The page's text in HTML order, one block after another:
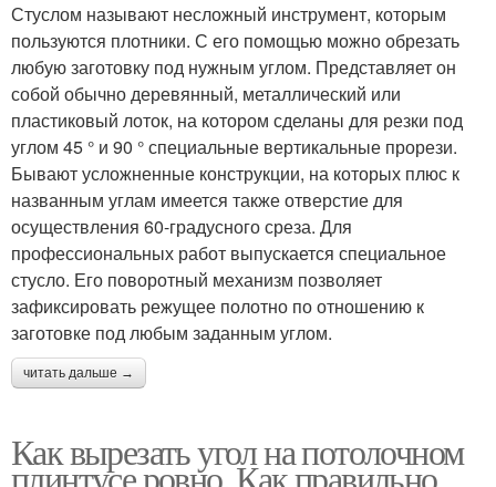
Стуслом называют несложный инструмент, которым
пользуются плотники. С его помощью можно обрезать
любую заготовку под нужным углом. Представляет он
собой обычно деревянный, металлический или
пластиковый лоток, на котором сделаны для резки под
углом 45 ° и 90 ° специальные вертикальные прорези.
Бывают усложненные конструкции, на которых плюс к
названным углам имеется также отверстие для
осуществления 60-градусного среза. Для
профессиональных работ выпускается специальное
стусло. Его поворотный механизм позволяет
зафиксировать режущее полотно по отношению к
заготовке под любым заданным углом.
читать дальше →
Как вырезать угол на потолочном